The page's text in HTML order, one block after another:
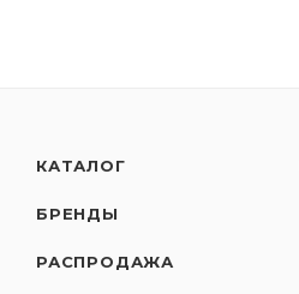
КАТАЛОГ
БРЕНДЫ
РАСПРОДАЖА